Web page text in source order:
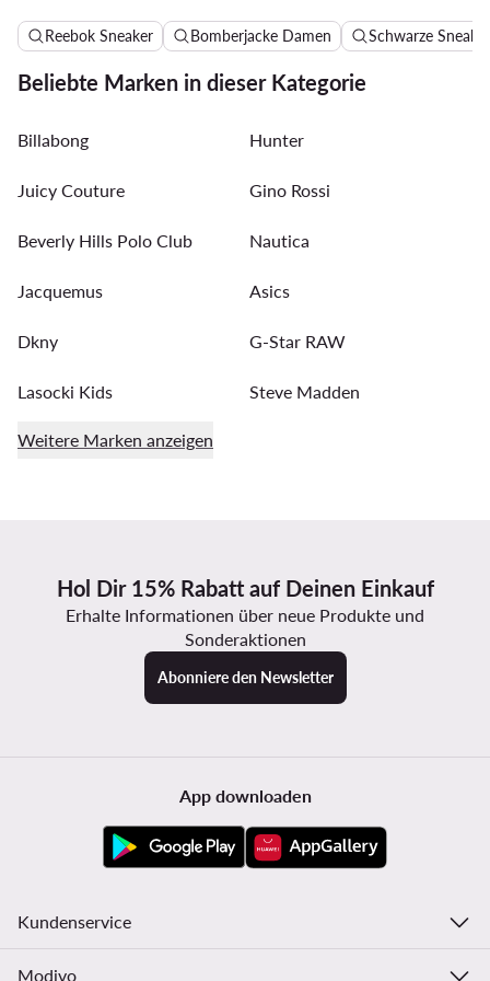
Reebok Sneaker Bomberjacke Damen Schwarze
Beliebte Marken in dieser Kategorie
Billabong Hunter
Juicy Couture Gino Rossi
Beverly Hills Polo Club Nautica
Jacquemus Asics
Dkny G-Star RAW
Lasocki Kids Steve Madden
Weitere Marken anzeigen
Hol Dir 15% Rabatt auf Deinen Einkauf
Erhalte Informationen über neue Produkte und
Sonderaktionen
Abonniere den Newsletter
App downloaden
Kundenservice
Modivo